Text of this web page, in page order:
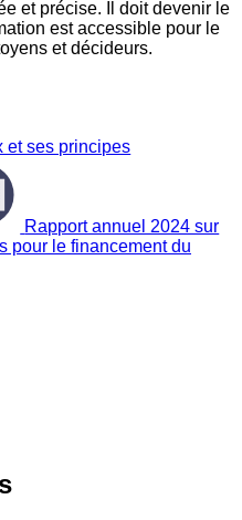
et précise. Il doit devenir le
est accessible pour le
et décideurs.
et ses principes
Rapport annuel 2024 sur
pour le financement du